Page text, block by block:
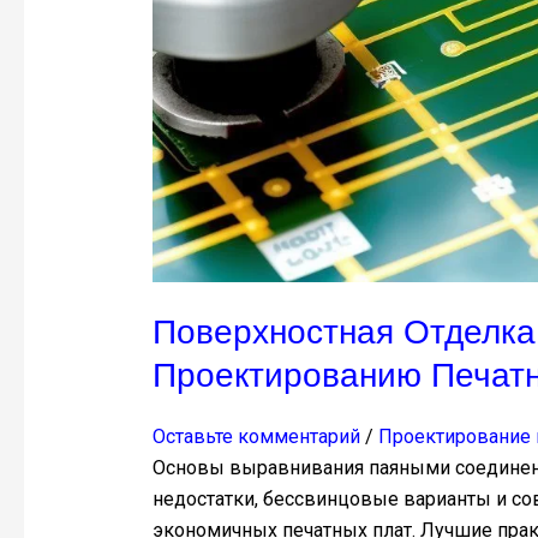
Поверхностная
Проектированию
Оставьте комментарий / Проектирование
Основы выравнивания паяными
недостатки, бессвинцовые варианты и
экономичных печатных плат. Лучшие